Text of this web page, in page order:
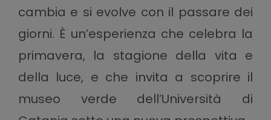
cambia e si evolve con il passare dei
giorni. È un’esperienza che celebra la
primavera, la stagione della vita e
della luce, e che invita a scoprire il
museo verde dell’Università di